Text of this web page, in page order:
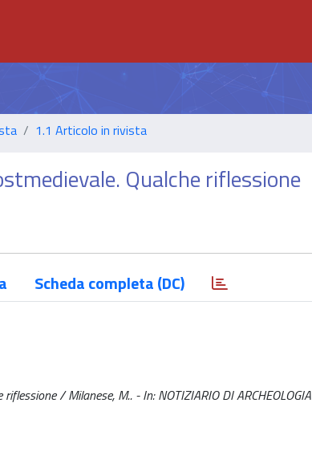
1.1 Articolo in rivista
Qualche riflessione
Scheda completa (DC)
/ Milanese, M.. - In: NOTIZIARIO DI